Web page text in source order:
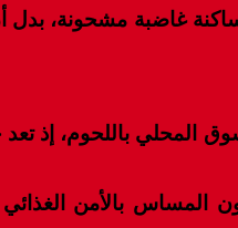
غاضبة مشحونة، بدل
باللحوم، إذ تعد
المساس بالأمن